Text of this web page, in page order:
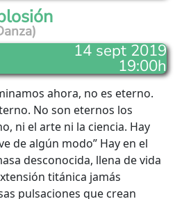
14 sept 2019
19:00h
ahora, no es eterno.
No son eternos los
ni el arte ni la ciencia. Hay
de algún modo” Hay en el
desconocida, llena de vida
titánica jamás
pulsaciones que crean